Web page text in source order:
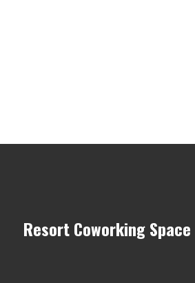
Resort Coworking Space